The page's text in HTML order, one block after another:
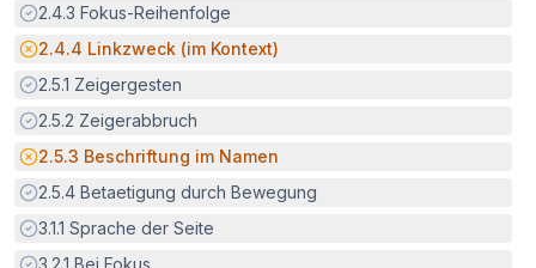
Erfüllt:
2.4.3 Fokus-Reihenfolge
Potenzielle Barriere:
2.4.4 Linkzweck (im Kontext)
Erfüllt:
2.5.1 Zeigergesten
Erfüllt:
2.5.2 Zeigerabbruch
Potenzielle Barriere:
2.5.3 Beschriftung im Namen
Erfüllt:
2.5.4 Betaetigung durch Bewegung
Erfüllt:
3.1.1 Sprache der Seite
Erfüllt:
3.2.1 Bei Fokus